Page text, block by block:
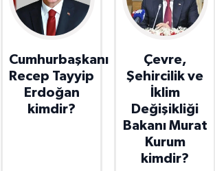
Cumhurbaşkanı
Recep Tayyip
Erdoğan
kimdir?
Çevre,
Şehircilik ve
İklim
Değişikliği
Bakanı Murat
Kurum
kimdir?